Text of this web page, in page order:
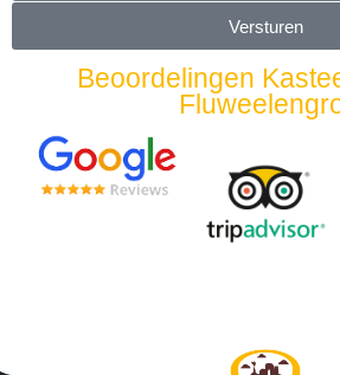
Versturen
Beoordelingen